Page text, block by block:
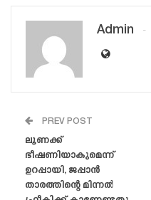
Admin
PREV POST
ലൂണക്ക്
ഭീഷണിയാകുമെന്ന്
ഉറപ്പായി, ജപ്പാൻ
താരത്തിന്റെ മിന്നൽ